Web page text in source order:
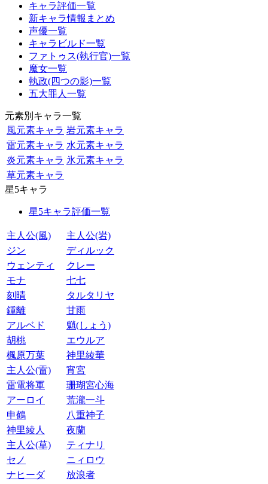
キャラ評価一覧
新キャラ情報まとめ
声優一覧
キャラビルド一覧
ファトゥス(執行官)一覧
魔女一覧
執政(四つの影)一覧
五大罪人一覧
元素別キャラ一覧
風元素キャラ 岩元素キャラ
雷元素キャラ 水元素キャラ
炎元素キャラ 氷元素キャラ
草元素キャラ
星5キャラ
星5キャラ評価一覧
主人公(風)
主人公(岩)
ジン
ディルック
ウェンティ
クレー
モナ
七七
刻晴
タルタリヤ
鍾離
甘雨
アルベド
魈(しょう)
胡桃
エウルア
楓原万葉
神里綾華
主人公(雷)
宵宮
雷電将軍
珊瑚宮心海
アーロイ
荒瀧一斗
申鶴
八重神子
神里綾人
夜蘭
主人公(草)
ティナリ
セノ
ニィロウ
ナヒーダ
放浪者